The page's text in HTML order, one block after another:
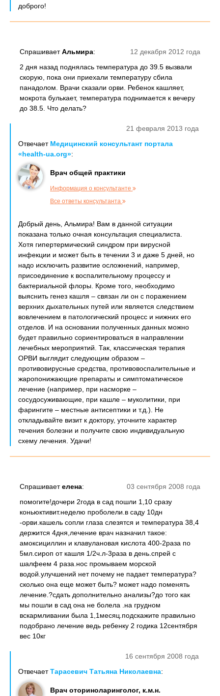
доброго!
12 декабря 2012 года
СпрашиваетАльмира:
2 дня назад поднялась температура до 39.5 вызвали
скорую, пока они приехали температуру сбила
панадолом. Врачи сказали орви. Ребенок кашляет,
мокрота булькает, температура поднимается к вечеру
до 38.5. Что делать?
21 февраля 2013 года
Отвечает Медицинский консультант портала
«health-ua.org»:
Врач общей практики
Информация о консультанте
Все ответы консультанта
Добрый день, Альмира! Вам в данной ситуации
показана только очная консультация специалиста.
Хотя гипертермический синдром при вирусной
инфекции и может быть в течении 3 и даже 5 дней, но
надо исключить развитие осложнений, например,
присоединение к воспалительному процессу и
бактериальной флоры. Кроме того, необходимо
выяснить генез кашля – связан ли он с поражением
верхних дыхательных путей или является следствием
вовлечением в патологический процесс и нижних его
отделов. И на основании полученных данных можно
будет правильно сориентироваться в направлении
лечебных мероприятий. Так, классическая терапия
ОРВИ выглядит следующим образом –
противовирусные средства, противовоспалительные и
жаропонижающие препараты и симптоматическое
лечение (например, при насморке –
сосудосуживающие, при кашле – муколитики, при
фарингите – местные антисептики и т.д.). Не
откладывайте визит к доктору, уточните характер
течения болезни и получите свою индивидуальную
схему лечения. Удачи!
03 сентября 2008 года
Спрашиваетелена:
помогите!дочери 2года в сад пошли 1,10 сразу
коньюктивит.неделю проболели.в саду 10дн
-орви.кашель сопли глаза слезятся и температура 38,4
держится 4дня,лечение врач назначил такое:
амоксициллин и клавулановая кислота 400-2раза по
5мл.сироп от кашля 1/2ч.л-3раза в день.спрей с
шалфеем 4 раза.нос промываем морской
водой.улучшений нет почему не падает температура?
сколько она еще может быть? может надо поменять
лечение.?сдать дополнительно анализы?до того как
мы пошли в сад она не болела .на грудном
вскармливании была 1,1месяц.подскажите правильно
подобрано лечение ведь ребенку 2 годика 12сентября
вес 10кг
16 сентября 2008 года
ОтвечаетТарасевич Татьяна Николаевна:
Врач оториноларинголог, к.м.н.